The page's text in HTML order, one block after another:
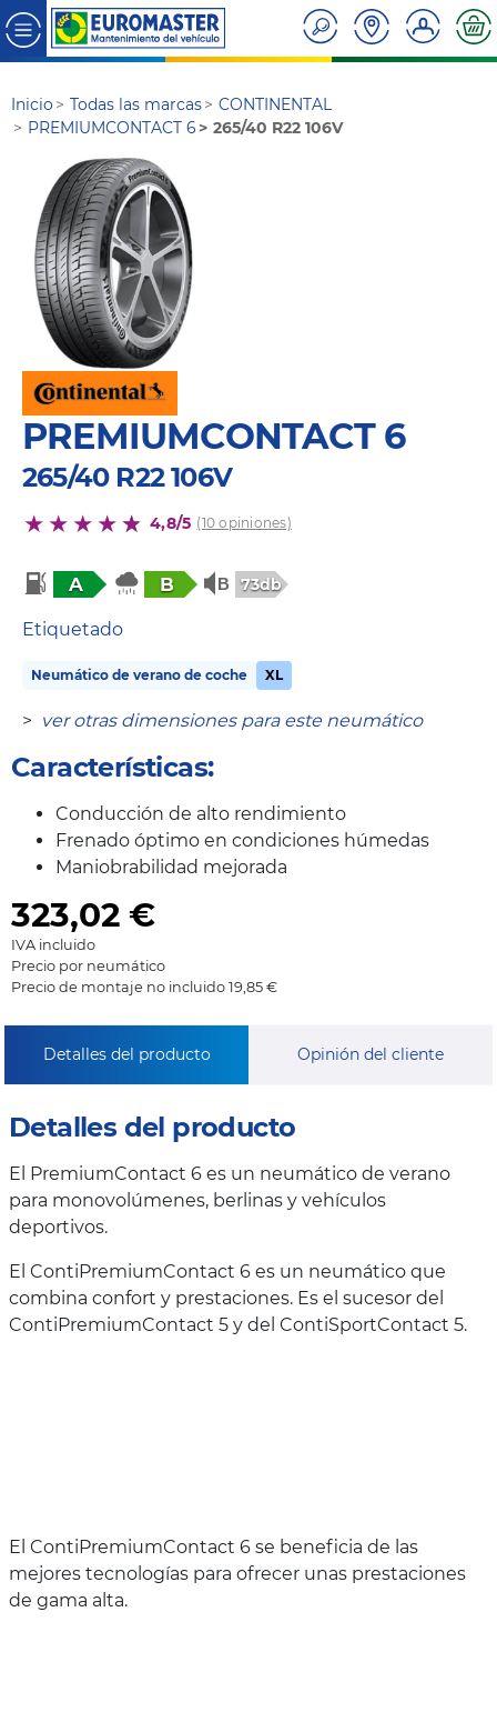
Inicio Todas las marcas
CONTINENTAL
PREMIUMCONTACT 6
265/40 R22 106V
PREMIUMCONTACT 6
265/40 R22 106V
4,8/5 (10 opiniones)
A B 73db
Etiquetado
Neumático de verano de coche XL
> ver otras dimensiones para este neumático
Características:
Conducción de alto rendimiento
Frenado óptimo en condiciones húmedas
Maniobrabilidad mejorada
323,02 €
IVA incluido
Precio por neumático
Precio de montaje no incluido 19,85 €
Detalles del producto Opinión del cliente
Detalles del producto
El PremiumContact 6 es un neumático de verano
para monovolúmenes, berlinas y vehículos
deportivos.
El ContiPremiumContact 6 es un neumático que
combina confort y prestaciones. Es el sucesor del
ContiPremiumContact 5 y del ContiSportContact 5.
El ContiPremiumContact 6 se beneficia de las
mejores tecnologías para ofrecer unas prestaciones
de gama alta.